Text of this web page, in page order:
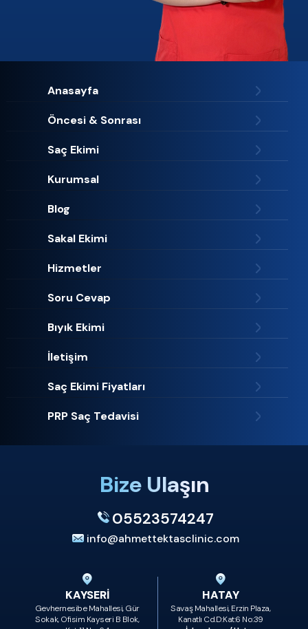
Bize Ulaşın
05523574247
info@ahmettektasclinic.com
KAYSERİ
Gevhernesibe Mahallesi, Gür
Sokak, Ofisim Kayseri B Blok,
HATAY
Savaş Mahallesi, Erzin Plaza,
Kanatlı Cd.D:Kat:6 No:39
Anasayfa
Öncesi & Sonrası
Saç Ekimi
Kurumsal
Blog
Sakal Ekimi
Hizmetler
Soru Cevap
Bıyık Ekimi
İletişim
Saç Ekimi Fiyatları
PRP Saç Tedavisi